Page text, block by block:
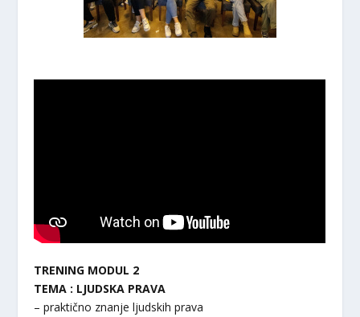
TRENING MODUL 2
TEMA : LJUDSKA PRAVA
– praktično znanje ljudskih prava